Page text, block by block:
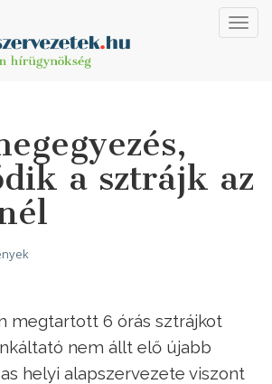
a sztrájk az
megtartott 6 órás sztrájkot
nem állt elő újabb
helyi alapszervezete viszont